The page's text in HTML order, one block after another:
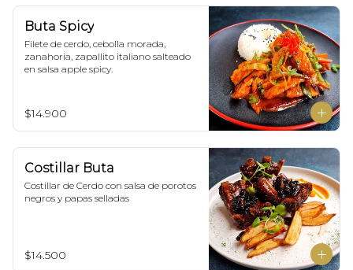
Buta Spicy
Filete de cerdo, cebolla morada,
zanahoria, zapallito italiano salteado
en salsa apple spicy.
$14.900
Costillar Buta
Costillar de Cerdo con salsa de porotos
negros y papas selladas
$14.500